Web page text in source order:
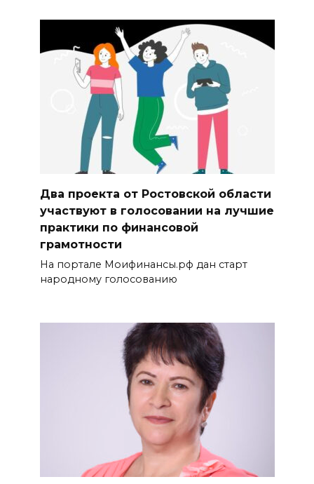
Два проекта от Ростовской области
участвуют в голосовании на лучшие
практики по финансовой
грамотности
На портале Моифинансы.рф дан старт
народному голосованию